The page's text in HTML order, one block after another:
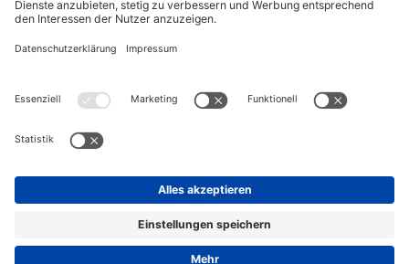
Aktuelle News rund um ScanHaus &
das Thema Hausbau
Sofort informiert über neue Artikel
ZUM NEWSLETTER ANMELDEN